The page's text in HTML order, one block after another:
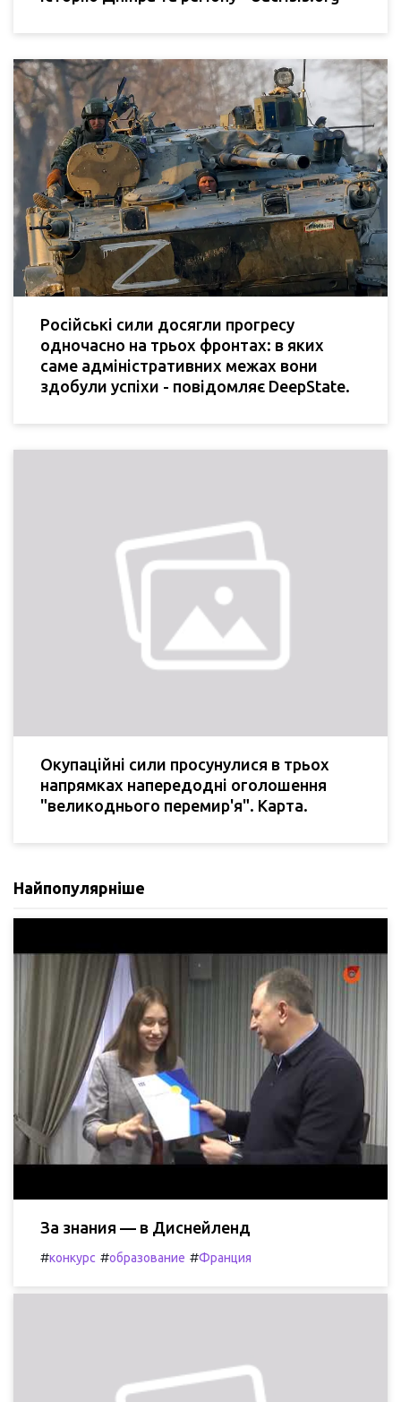
Російські сили досягли прогресу
одночасно на трьох фронтах: в яких
саме адміністративних межах вони
здобули успіхи - повідомляє DeepState.
Окупаційні сили просунулися в трьох
напрямках напередодні оголошення
"великоднього перемир'я". Карта.
Найпопулярніше
За знания — в Диснейленд
#конкурс #образование #Франция